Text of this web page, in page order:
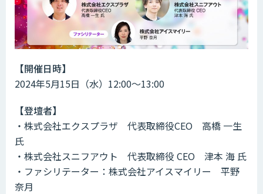
【開催日時】
2024年5月15日（水）12:00～13:00
【登壇者】
・株式会社エクスプラザ 代表取締役CEO 高橋 一生
氏
・株式会社スニフアウト 代表取締役 CEO 津本 海 氏
・ファシリテーター：株式会社アイスマイリー 平野
奈月